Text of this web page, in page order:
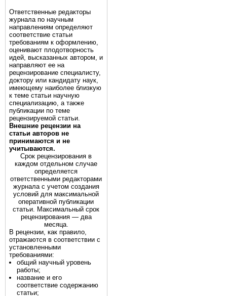
Ответственные редакторы
журнала по научным
направлениям определяют
соответствие статьи
требованиям к оформлению,
оценивают плодотворность
идей, высказанных автором, и
направляют ее на
рецензирование специалисту,
доктору или кандидату наук,
имеющему наиболее близкую
к теме статьи научную
специализацию, а также
публикации по теме
рецензируемой статьи.
Внешние рецензии на
статьи авторов не
принимаются и не
учитываются.
Срок рецензирования в
каждом отдельном случае
определяется
ответственными редакторами
журнала с учетом создания
условий для максимальной
оперативной публикации
статьи. Максимальный срок
рецензирования — два
месяца.
В рецензии, как правило,
отражаются в соответствии с
установленными
требованиями:
общий научный уровень
работы;
название и его
соответствие содержанию
статьи;